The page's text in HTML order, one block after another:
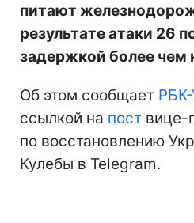
питают
результате атаки 26
задержкой более чем
Об этом сообщает
ссылкой на пост вице-
по восстановлению
Кулебы в Telegram.